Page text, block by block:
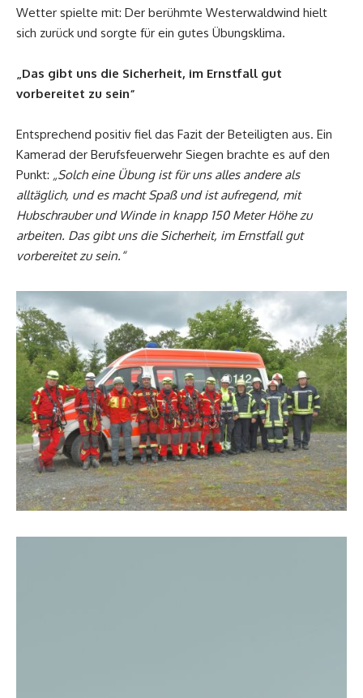
Wetter spielte mit: Der berühmte Westerwaldwind hielt
sich zurück und sorgte für ein gutes Übungsklima.
„Das gibt uns die Sicherheit, im Ernstfall gut
vorbereitet zu sein“
Entsprechend positiv fiel das Fazit der Beteiligten aus. Ein
Kamerad der Berufsfeuerwehr Siegen brachte es auf den
Punkt: „Solch eine Übung ist für uns alles andere als
alltäglich, und es macht Spaß und ist aufregend, mit
Hubschrauber und Winde in knapp 150 Meter Höhe zu
arbeiten. Das gibt uns die Sicherheit, im Ernstfall gut
vorbereitet zu sein.“